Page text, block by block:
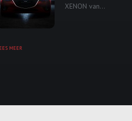
XENON van...
MEER